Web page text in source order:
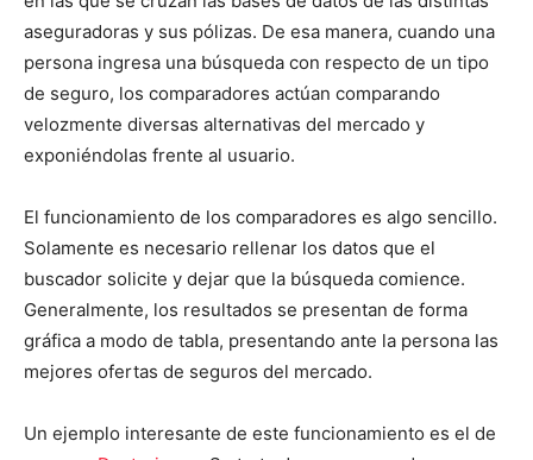
aseguradoras y sus pólizas. De esa manera, cuando una
persona ingresa una búsqueda con respecto de un tipo
de seguro, los comparadores actúan comparando
velozmente diversas alternativas del mercado y
exponiéndolas frente al usuario.
El funcionamiento de los comparadores es algo sencillo.
Solamente es necesario rellenar los datos que el
buscador solicite y dejar que la búsqueda comience.
Generalmente, los resultados se presentan de forma
gráfica a modo de tabla, presentando ante la persona las
mejores ofertas de seguros del mercado.
Un ejemplo interesante de este funcionamiento es el de